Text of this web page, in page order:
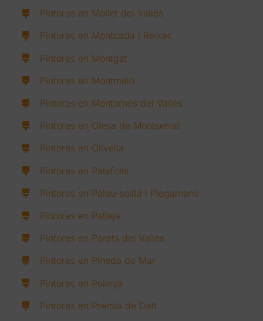
Pintores en Mollet del Vallès
Pintores en Montcada i Reixac
Pintores en Montgat
Pintores en Montmeló
Pintores en Montornès del Vallès
Pintores en Olesa de Montserrat
Pintores en Olivella
Pintores en Palafolls
Pintores en Palau-solità i Plegamans
Pintores en Pallejà
Pintores en Parets del Vallès
Pintores en Pineda de Mar
Pintores en Polinyà
Pintores en Premià de Dalt